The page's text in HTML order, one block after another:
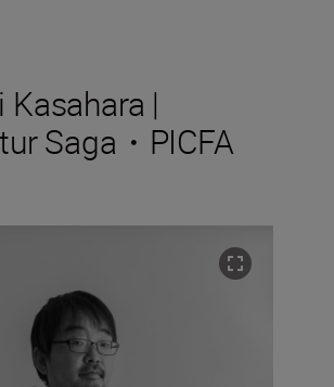
|
Saga・PICFA